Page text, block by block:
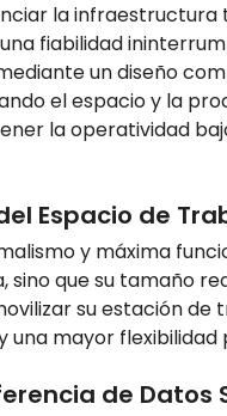
la
fiabilidad
un diseño
el espacio y la
la operatividad
Espacio de
y máxima
que su tamaño
su estación
una mayor
de Datos